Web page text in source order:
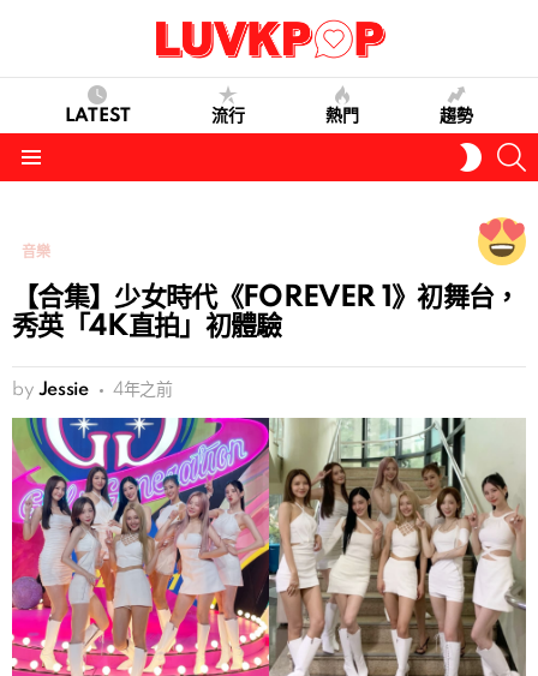
LATEST 流行 熱門 趨勢
SKIN
音樂
【合集】少女時代《FOREVER 1》初舞台，
秀英「4K直拍」初體驗
by Jessie 4年之前